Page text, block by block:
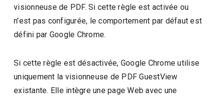
visionneuse de PDF. Si cette règle est activée ou
n'est pas configurée, le comportement par défaut est
défini par Google Chrome.
Si cette règle est désactivée, Google Chrome utilise
uniquement la visionneuse de PDF GuestView
existante. Elle intègre une page Web avec une